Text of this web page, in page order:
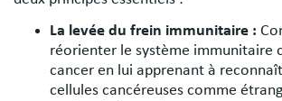
La levée du frein immunitaire :
réorienter le système immunitaire
cancer en lui apprenant à
cellules cancéreuses comme